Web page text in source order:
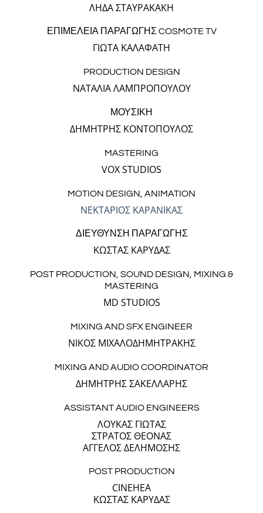
ΛΗΔΑ ΣΤΑΥΡΑΚΑΚΗ
ΕΠΙΜΕΛΕΙΑ ΠΑΡΑΓΩΓΗΣ COSMOTE TV
ΓΙΩΤΑ ΚΑΛΑΦΑΤΗ
PRODUCTION DESIGN
ΝΑΤΑΛΙΑ ΛΑΜΠΡΟΠΟΥΛΟΥ
ΜΟΥΣΙΚΗ
ΔΗΜΗΤΡΗΣ ΚΟΝΤΟΠΟΥΛΟΣ
MASTERING
VOX STUDIOS
MOTION DESIGN, ANIMATION
ΝΕΚΤΑΡΙΟΣ ΚΑΡΑΝΙΚΑΣ
ΔΙΕΥΘΥΝΣΗ ΠΑΡΑΓΩΓΗΣ
ΚΩΣΤΑΣ ΚΑΡΥΔΑΣ
POST PRODUCTION, SOUND DESIGN, MIXING &
MASTERING
MD STUDIOS
MIXING AND SFX ENGINEER
ΝΙΚΟΣ ΜΙΧΑΛΟΔΗΜΗΤΡΑΚΗΣ
MIXING AND AUDIO COORDINATOR
ΔΗΜΗΤΡΗΣ ΣΑΚΕΛΛΑΡΗΣ
ASSISTANT AUDIO ENGINEERS
ΛΟΥΚΑΣ ΓΙΩΤΑΣ
ΣΤΡΑΤΟΣ ΘΕΟΝΑΣ
ΑΓΓΕΛΟΣ ΔΕΛΗΜΟΣΗΣ
POST PRODUCTION
CINEHEA
ΚΩΣΤΑΣ ΚΑΡΥΔΑΣ